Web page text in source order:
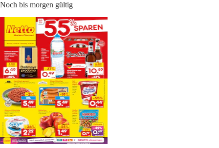
Noch bis morgen gültig